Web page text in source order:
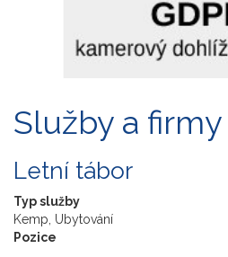
Služby a firmy
Letní tábor
Typ služby
Kemp, Ubytování
Pozice